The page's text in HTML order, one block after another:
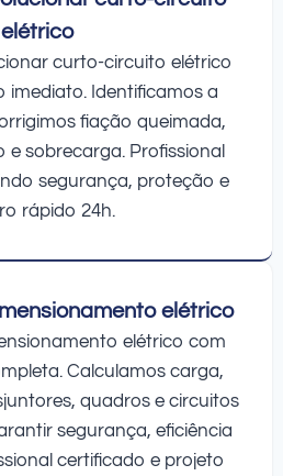
elétrico
curto-circuito elétrico
imediato. Identificamos a
fiação queimada,
sobrecarga. Profissional
segurança, proteção e
rápido 24h.
elétrico
elétrico com
Calculamos carga,
quadros e circuitos
segurança, eficiência
certificado e projeto